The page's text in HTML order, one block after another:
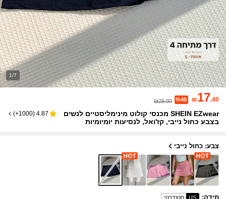
1/7
₪17.40
%40
₪29.00
SHEIN EZwear מכנסי קולוט מינימליסטיים לנשים
בצבע כחול נייבי, קז'ואל, לנסיעות יומיומיות
4.87
(
1000+
)
צבע: כחול נייבי
מידה:
US סטנדרטי